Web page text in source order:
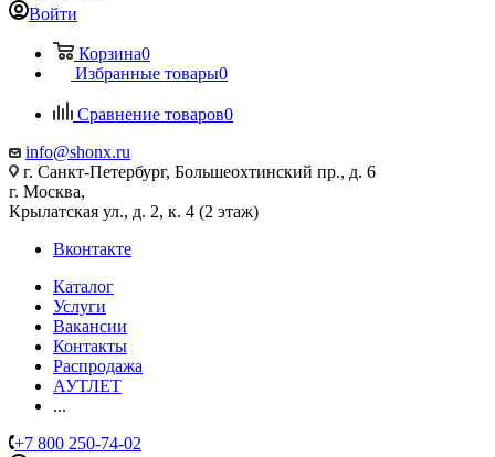
Войти
Корзина0
Избранные товары0
Сравнение товаров0
info@shonx.ru
г. Санкт-Петербург, Большеохтинский пр., д. 6
г. Москва,
Крылатская ул., д. 2, к. 4 (2 этаж)
Вконтакте
Каталог
Услуги
Вакансии
Контакты
Распродажа
АУТЛЕТ
...
+7 800 250-74-02